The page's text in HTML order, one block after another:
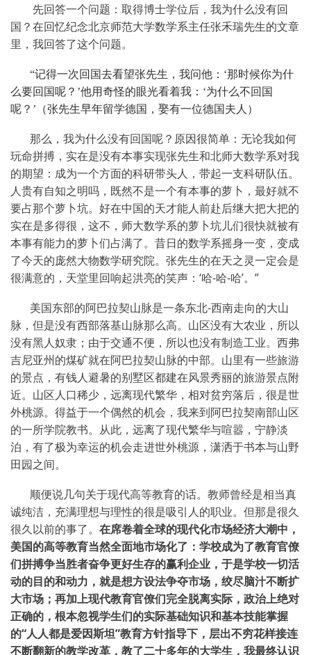
先回答一个问题：取得博士学位后，我为什么没有回
国？在回忆纪念北京师范大学数学系主任张禾瑞先生的文章
里，我回答了这个问题。
“记得一次回国去看望张先生，我问他：‘那时候你为什
么要回国呢？’他用奇怪的眼光看着我：‘为什么不回国
呢？’（张先生早年留学德国，娶有一位德国夫人）
那么，我为什么没有回国呢？原因很简单：无论我如何
玩命拼搏，实在是没有本事实现张先生和北师大数学系对我
的期望：成为一个方面的科研带头人，带起一支科研队伍。
人贵有自知之明吗，既然不是一个有本事的萝卜，最好就不
要占那个萝卜坑。好在中国的天才能人前赴后继大把大把的
实在是多得很，这不，师大数学系的萝卜坑儿们很快就被有
本事有能力的萝卜们占满了。昔日的数学系摇身一变，变成
了今天的庞然大物数学研究院。张先生的在天之灵一定会是
很满意的，天堂里回响起洪亮的笑声：‘哈-哈-哈’。”
美国东部的阿巴拉契山脉是一条东北-西南走向的大山
脉，但是没有西部落基山脉那么高。山区没有大农业，所以
没有黑人奴隶；由于交通不便，所以也没有制造工业。西弗
吉尼亚州的煤矿就在阿巴拉契山脉的中部。山里有一些旅游
的景点，有钱人避暑的别墅区都建在风景秀丽的旅游景点附
近。山区人口稀少，远离现代繁华，相对贫穷落后，很是世
外桃源。得益于一个偶然的机会，我来到阿巴拉契南部山区
的一所学院教书。从此，远离了现代繁华与喧嚣，宁静淡
泊，有了极为幸运的机会走进世外桃源，潇洒于书本与山野
田园之间。
顺便说几句关于现代高等教育的话。教师曾经是相当真
诚纯洁，充满理想与理性的很是吸引人的职业。但那是很久
很久以前的事了。 在席卷着全球的现代化市场经济大潮中，
美国的高等教育当然全面地市场化了：学校成为了教育官僚
们拼搏争当胜者奋争更好生存的赢利企业，于是学校一切活
动的目的和动力，就是想方设法争夺市场，绞尽脑汁不断扩
大市场；再加上现代教育官僚们完全脱离实际，政治上绝对
正确的，根本忽视学生们的实际基础知识和基本技能掌握
的“人人都是爱因斯坦”教育方针指导下，层出不穷花样接连
不断翻新的教学改革，教了二十多年的大学生，我最终认识